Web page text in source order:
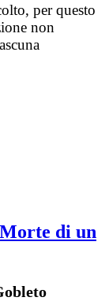
per questo
non
di un